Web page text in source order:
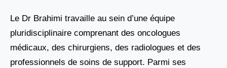
Le Dr Brahimi travaille au sein d’une équipe
pluridisciplinaire comprenant des oncologues
médicaux, des chirurgiens, des radiologues et des
professionnels de soins de support. Parmi ses